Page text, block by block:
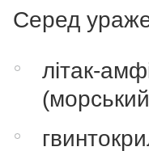
Серед
літак-